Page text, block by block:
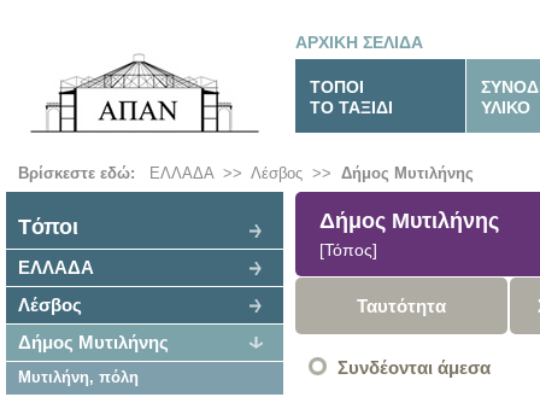
ΑΡΧΙΚΗ ΣΕΛΙΔΑ
ΤΟΠΟΙ
ΤΟ ΤΑΞΙΔΙ
ΥΛΙΚΟ
Βρίσκεστε εδώ: ΕΛΛΑΔΑ>> Λέσβος >> Δήμος Μυτιλήνης
Tόποι
ΕΛΛΑΔΑ
Λέσβος
Δήμος Μυτιλήνης
Μυτιλήνη, πόλη
Δήμος Μυτιλήνης
[Τόπος]
Ταυτότητα
Συνδέονται άμεσα